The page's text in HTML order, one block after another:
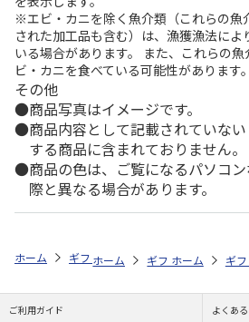
※エビ・カニを除く魚介類（これらの魚
された加工品も含む）は、漁獲漁法によ
いる場合があります。 また、これらの
ビ・カニを食べている可能性があります。
その他
商品写真はイメージです。
商品内容として記載されていな
する商品に含まれておりません。
商品の色は、ご覧になるパソコ
際と異なる場合があります。
ホーム ギフト通販 内祝い・お返し
ホーム ギフト通販 内祝
ホーム ギ
ご利用ガイド よくあ